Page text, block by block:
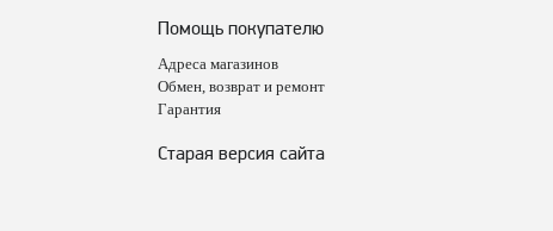
Помощь покупателю
Адреса магазинов
Обмен, возврат и ремонт
Гарантия
Старая версия сайта